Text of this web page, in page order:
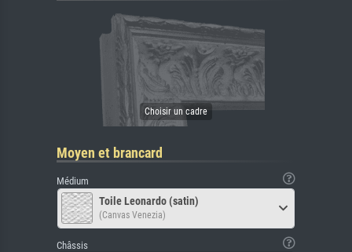
Moyen et brancard
Médium
Toile Leonardo (satin)
(Canvas Venezia)
Châssis